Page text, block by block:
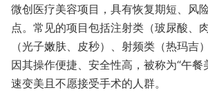
微创医疗美容项目，具有恢复期短、风
点。常见的项目包括注射类（玻尿酸、
（光子嫩肤、皮秒）、射频类（热玛吉
因其操作便捷、安全性高，被称为“午餐
速变美且不愿接受手术的人群。